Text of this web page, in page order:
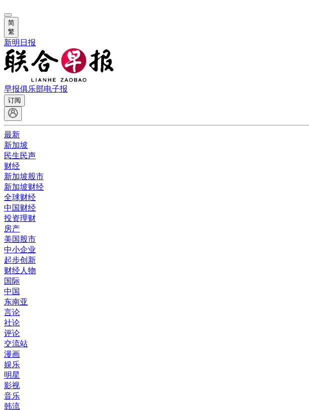
简
繁
新明日报
早报俱乐部电子报
订阅
最新
新加坡
民生民声
财经
新加坡股市
新加坡财经
全球财经
中国财经
投资理财
房产
美国股市
中小企业
起步创新
财经人物
国际
中国
东南亚
言论
社论
评论
交流站
漫画
娱乐
明星
影视
音乐
韩流